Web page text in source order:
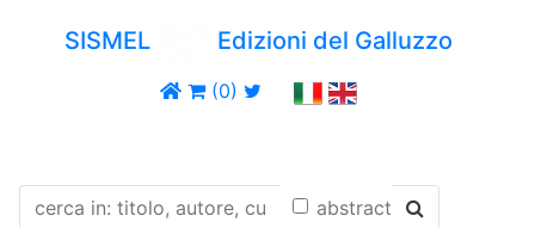
SISMEL Edizioni del Galluzzo
(0)
abstract